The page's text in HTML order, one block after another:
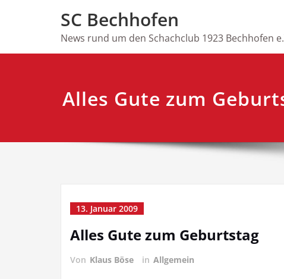
SC Bechhofen
News rund um den Schachclub 1923 Bechhofen
Alles Gute zum
13. Januar 2009
Alles Gute zum Geburtstag
Von Klaus Böse in Allgemein